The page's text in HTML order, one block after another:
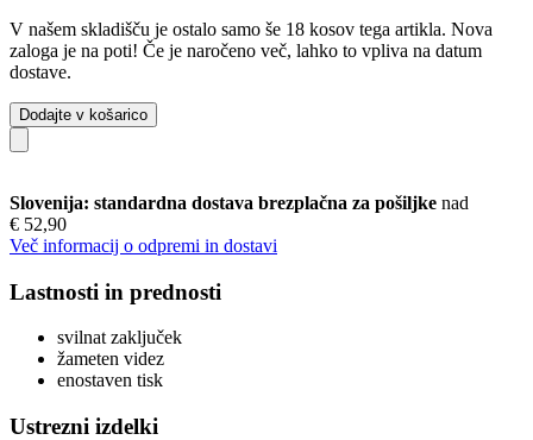
V našem skladišču je ostalo samo še 18 kosov tega artikla. Nova
zaloga je na poti! Če je naročeno več, lahko to vpliva na datum
dostave.
Dodajte v košarico
Slovenija: standardna dostava brezplačna za pošiljke nad
€ 52,90
Več informacij o odpremi in dostavi
Lastnosti in prednosti
svilnat zaključek
žameten videz
enostaven tisk
Ustrezni izdelki